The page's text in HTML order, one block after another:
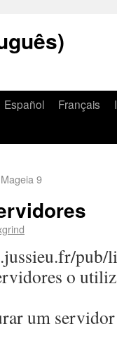
Español Français
9
pub/
o
um